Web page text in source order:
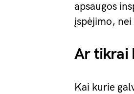
apsaugos
įspėjimo,
Ar tikrai
Kai kurie